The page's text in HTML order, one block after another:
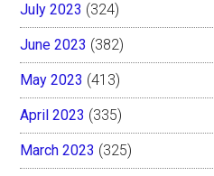
July 2023 (324)
June 2023 (382)
May 2023 (413)
April 2023 (335)
March 2023 (325)